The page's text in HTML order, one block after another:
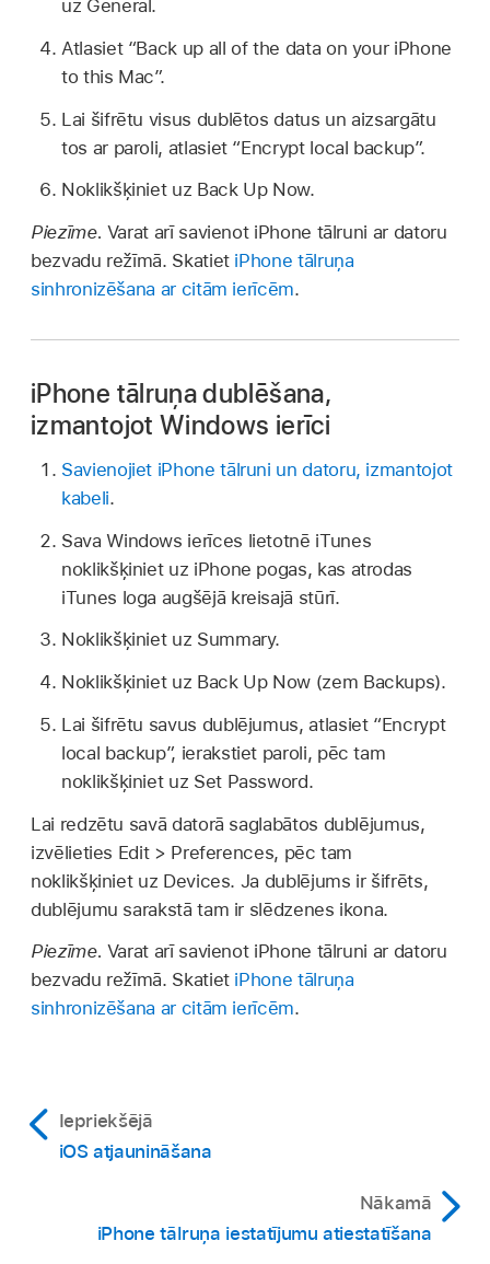
uz General.
Atlasiet “Back up all of the data on your iPhone
to this Mac”.
Lai šifrētu visus dublētos datus un aizsargātu
tos ar paroli, atlasiet “Encrypt local backup”.
Noklikšķiniet uz Back Up Now.
Piezīme. Varat arī savienot iPhone tālruni ar datoru
bezvadu režīmā. Skatiet iPhone tālruņa
sinhronizēšana ar citām ierīcēm.
iPhone tālruņa dublēšana,
izmantojot Windows ierīci
Savienojiet iPhone tālruni un datoru, izmantojot
kabeli.
Sava Windows ierīces lietotnē iTunes
noklikšķiniet uz iPhone pogas, kas atrodas
iTunes loga augšējā kreisajā stūrī.
Noklikšķiniet uz Summary.
Noklikšķiniet uz Back Up Now (zem Backups).
Lai šifrētu savus dublējumus, atlasiet “Encrypt
local backup”, ierakstiet paroli, pēc tam
noklikšķiniet uz Set Password.
Lai redzētu savā datorā saglabātos dublējumus,
izvēlieties Edit > Preferences, pēc tam
noklikšķiniet uz Devices. Ja dublējums ir šifrēts,
dublējumu sarakstā tam ir slēdzenes ikona.
Piezīme. Varat arī savienot iPhone tālruni ar datoru
bezvadu režīmā. Skatiet iPhone tālruņa
sinhronizēšana ar citām ierīcēm.
Iepriekšējā
iOS atjaunināšana
Nākamā
iPhone tālruņa iestatījumu atiestatīšana